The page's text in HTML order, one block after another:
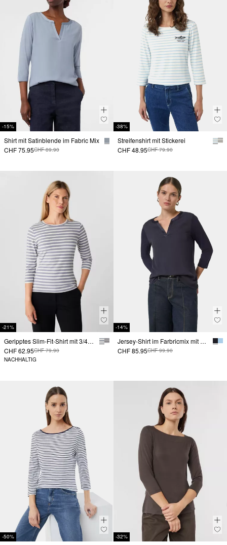
-15%
Shirt mit Satinblende im Fabric Mix
CHF 75.95CHF 89.90
-38%
Streifenshirt mit Stickerei
CHF 48.95CHF 79.90
-21%
Geripptes Slim-Fit-Shirt mit 3/4-Ärmeln
CHF 62.95CHF 79.90
NACHHALTIG
-14%
Jersey-Shirt im Farbricmix mit 3/4-Ärmeln
CHF 85.95CHF 99.90
-50% -32%